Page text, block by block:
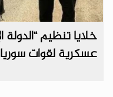
خلايا تنظيم
عسكرية لقوات